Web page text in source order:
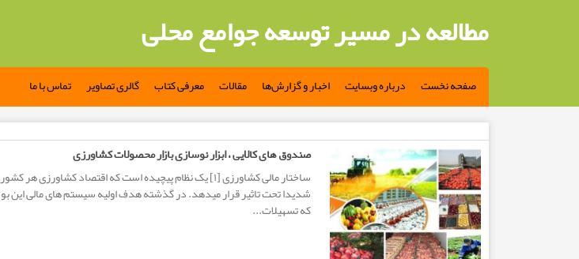
مطالعه در مسیر توسعه جوامع محلی
صفحه نخست درباره وبسایت اخبار و گزارش‌ها مقالات معرفی کتاب گالری تصاویر تماس با ما
صندوق های کالایی ، ابزار نوسازی بازار محصولات کشاورزی
ساختار مالی کشاورزی [۱] یک نظام پیچیده است که اقتصاد کشاورزی هر
شدیدا تحت تاثیر قرار می­دهد. در گذشته هدف اولیه سیستم های مالی این
که تسهیلات...